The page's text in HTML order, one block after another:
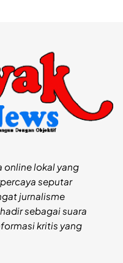
online lokal yang
seputar
jurnalisme
sebagai suara
kritis yang